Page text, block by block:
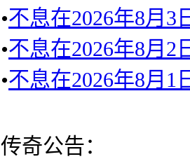
•不息在2026年8月3
•不息在2026年8月2
•不息在2026年8月1
传奇公告：